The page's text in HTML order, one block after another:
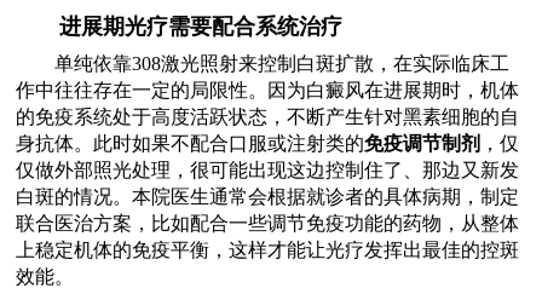
进展期光疗需要配合系统治疗
单纯依靠308激光照射来控制白斑扩散，在实际临床工
作中往往存在一定的局限性。因为白癜风在进展期时，机体
的免疫系统处于高度活跃状态，不断产生针对黑素细胞的自
身抗体。此时如果不配合口服或注射类的免疫调节制剂 ，仅
仅做外部照光处理，很可能出现这边控制住了、那边又新发
白斑的情况。本院医生通常会根据就诊者的具体病期，制定
联合医治方案，比如配合一些调节免疫功能的药物，从整体
上稳定机体的免疫平衡，这样才能让光疗发挥出最佳的控斑
效能。